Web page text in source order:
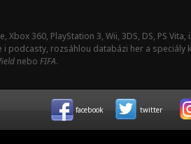
Xbox 360, PlayStation 3, Wii, 3DS, DS, PS
podcasty, rozsáhlou databázi her a speciály
nebo FIFA.
facebook twitter